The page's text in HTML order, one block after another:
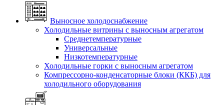
Выносное холодоснабжение
Холодильные витрины с выносным агрегатом
Среднетемпературные
Универсальные
Низкотемпературные
Холодильные горки с выносным агрегатом
Компрессорно-конденсаторные блоки (ККБ) для
холодильного оборудования